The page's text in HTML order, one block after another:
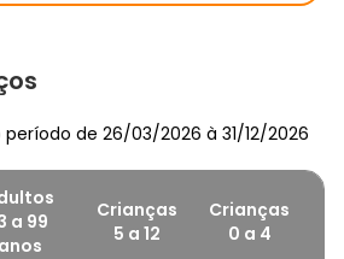
de 26/03/2026 à 31/12/2026
a 99
anos
Crianças
5 a 12
Crianças
0 a 4